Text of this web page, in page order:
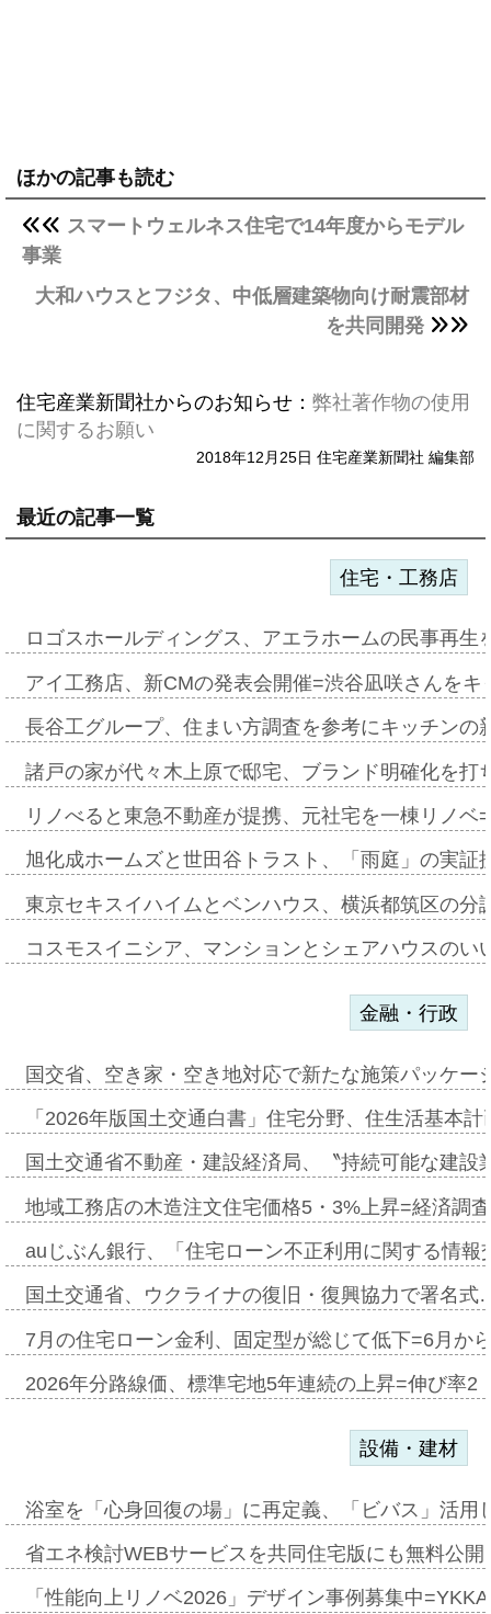
ほかの記事も読む
スマートウェルネス住宅で14年度からモデル
事業
大和ハウスとフジタ、中低層建築物向け耐震部材
を共同開発
住宅産業新聞社からのお知らせ： 弊社著作物の使用
に関するお願い
2018年12月25日 住宅産業新聞社 編集部
最近の記事一覧
住宅・工務店
ロゴスホールディングス、アエラホームの民事再
アイ工務店、新CMの発表会開催=渋谷凪咲さんを
長谷工グループ、住まい方調査を参考にキッチン
諸戸の家が代々木上原で邸宅、ブランド明確化を
リノべると東急不動産が提携、元社宅を一棟リノ
旭化成ホームズと世田谷トラスト、「雨庭」の実
東京セキスイハイムとベンハウス、横浜都筑区の
コスモスイニシア、マンションとシェアハウスの
金融・行政
国交省、空き家・空き地対応で新たな施策パッケ
「2026年版国土交通白書」住宅分野、住生活基本
国土交通省不動産・建設経済局、〝持続可能な建
地域工務店の木造注文住宅価格5・3%上昇=経済調
auじぶん銀行、「住宅ローン不正利用に関する情
国土交通省、ウクライナの復旧・復興協力で署名
7月の住宅ローン金利、固定型が総じて低下=6月か
2026年分路線価、標準宅地5年連続の上昇=伸び率
設備・建材
浴室を「心身回復の場」に再定義、「ビバス」活
省エネ検討WEBサービスを共同住宅版にも無料公
「性能向上リノベ2026」デザイン事例募集中